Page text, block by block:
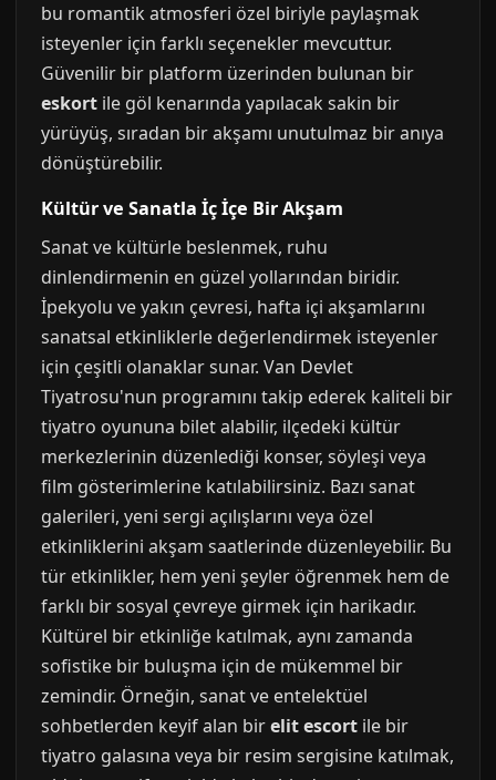
bu romantik atmosferi özel biriyle paylaşmak
isteyenler için farklı seçenekler mevcuttur.
Güvenilir bir platform üzerinden bulunan bir
eskort ile göl kenarında yapılacak sakin bir
yürüyüş, sıradan bir akşamı unutulmaz bir anıya
dönüştürebilir.
Kültür ve Sanatla İç İçe Bir Akşam
Sanat ve kültürle beslenmek, ruhu
dinlendirmenin en güzel yollarından biridir.
İpekyolu ve yakın çevresi, hafta içi akşamlarını
sanatsal etkinliklerle değerlendirmek isteyenler
için çeşitli olanaklar sunar. Van Devlet
Tiyatrosu'nun programını takip ederek kaliteli bir
tiyatro oyununa bilet alabilir, ilçedeki kültür
merkezlerinin düzenlediği konser, söyleşi veya
film gösterimlerine katılabilirsiniz. Bazı sanat
galerileri, yeni sergi açılışlarını veya özel
etkinliklerini akşam saatlerinde düzenleyebilir. Bu
tür etkinlikler, hem yeni şeyler öğrenmek hem de
farklı bir sosyal çevreye girmek için harikadır.
Kültürel bir etkinliğe katılmak, aynı zamanda
sofistike bir buluşma için de mükemmel bir
zemindir. Örneğin, sanat ve entelektüel
sohbetlerden keyif alan birelit escort ile bir
tiyatro galasına veya bir resim sergisine katılmak,